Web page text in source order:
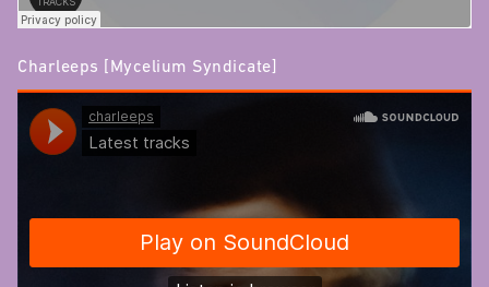
Charleeps [Mycelium Syndicate]